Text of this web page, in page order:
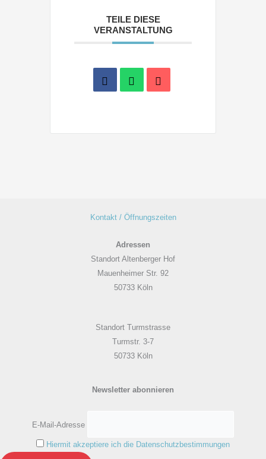
TEILE DIESE
VERANSTALTUNG
Kontakt / Öffnungszeiten
Adressen
Standort Altenberger Hof
Mauenheimer Str. 92
50733 Köln
Standort Turmstrasse
Turmstr. 3-7
50733 Köln
Newsletter abonnieren
E-Mail-Adresse
Hiermit akzeptiere ich die Datenschutzbestimmungen